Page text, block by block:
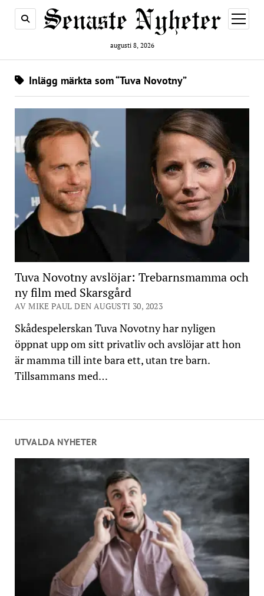
augusti 8, 2026
öppna
meny
UTVALDA NYHETER
Inlägg märkta som “Tuva Novotny”
Tuva Novotny avslöjar: Trebarnsmamma och
ny film med Skarsgård
AV MIKE PAUL DEN AUGUSTI 30, 2023
Skådespelerskan Tuva Novotny har nyligen
öppnat upp om sitt privatliv och avslöjar att hon
är mamma till inte bara ett, utan tre barn.
Tillsammans med…